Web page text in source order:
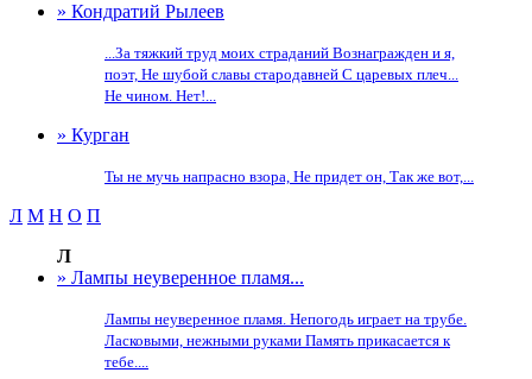
» Кондратий Рылеев
...За тяжкий труд моих страданий Вознагражден и я,
поэт, Не шубой славы стародавней С царевых плеч...
Не чином. Нет!...
» Курган
Ты не мучь напрасно взора, Не придет он, Так же вот,...
Л М Н О П
Л
» Лампы неуверенное пламя...
Лампы неуверенное пламя. Непогодь играет на трубе.
Ласковыми, нежными руками Память прикасается к
тебе....